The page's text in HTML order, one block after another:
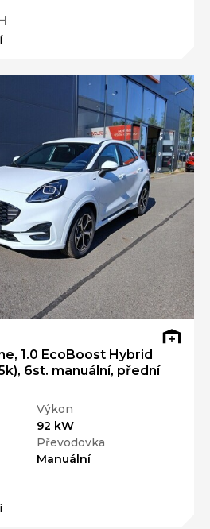
1.0 EcoBoost Hybrid
6st. manuální, přední
Výkon
92 kW
Převodovka
Manuální